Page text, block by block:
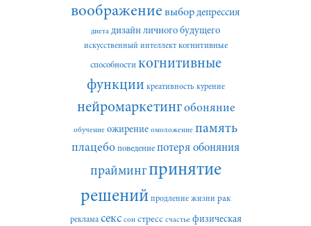
воображение выбор депрессия
диета дизайн личного будущего
искусственный интеллект когнитивные
способности когнитивные
функции креативность курение
нейромаркетингобоняние
обучение ожирение омоложение память
плацебо поведение потеря обоняния
праймингпринятие
решений продление жизни рак
реклама секс сон стресс счастье физическая